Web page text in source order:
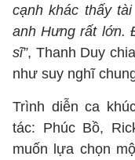
cạnh khác thấy
anh Hưng rất lớn.
sĩ”, Thanh Duy
như suy nghĩ
Trình diễn ca
tác: Phúc Bồ,
muốn lựa chọn